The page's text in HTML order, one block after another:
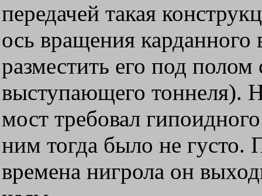
передачей такая
ось вращения
разместить его под полом
выступающего тоннеля).
мост требовал
ним тогда было не густо.
времена нигрола он